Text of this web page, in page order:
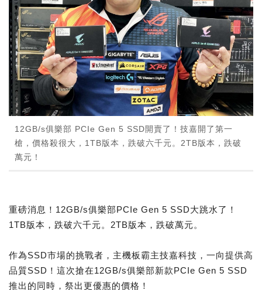
12GB/s俱樂部 PCIe Gen 5 SSD開賣了！技嘉開了第一
槍，價格殺很大，1TB版本，跌破六千元。2TB版本，跌破
萬元！
重磅消息！12GB/s俱樂部PCIe Gen 5 SSD大跳水了！
1TB版本，跌破六千元。2TB版本，跌破萬元。
作為SSD市場的挑戰者，主機板霸主技嘉科技，一向提供高
品質SSD！這次搶在12GB/s俱樂部新款PCIe Gen 5 SSD
推出的同時，祭出更優惠的價格！